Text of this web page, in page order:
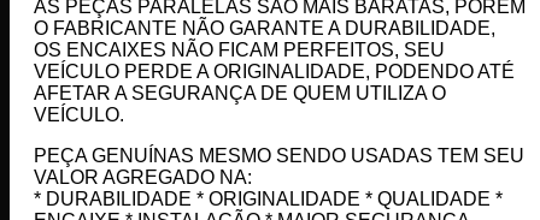
AS PEÇAS PARALELAS SÃO MAIS BARATAS, PORÉM
O FABRICANTE NÃO GARANTE A DURABILIDADE,
OS ENCAIXES NÃO FICAM PERFEITOS, SEU
VEÍCULO PERDE A ORIGINALIDADE, PODENDO ATÉ
AFETAR A SEGURANÇA DE QUEM UTILIZA O
VEÍCULO.
PEÇA GENUÍNAS MESMO SENDO USADAS TEM SEU
VALOR AGREGADO NA:
* DURABILIDADE * ORIGINALIDADE * QUALIDADE *